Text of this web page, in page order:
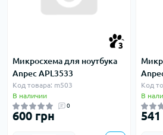
3
Микросхема для ноутбука
Anpec APL3533
Код товара: m503
В наличии
0
600 грн
Код
В
541